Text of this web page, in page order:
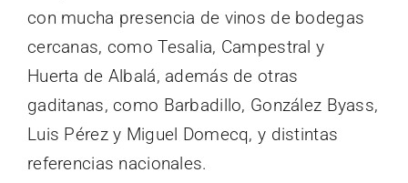
con mucha presencia de vinos de bodegas
cercanas, como Tesalia, Campestral y
Huerta de Albalá, además de otras
gaditanas, como Barbadillo, González Byass,
Luis Pérez y Miguel Domecq, y distintas
referencias nacionales.